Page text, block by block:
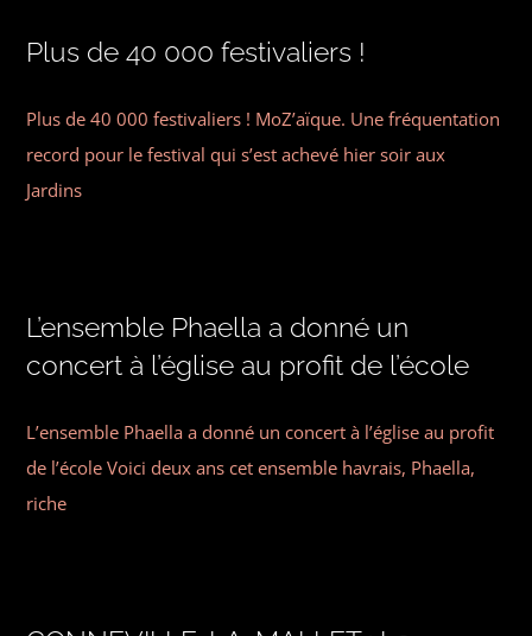
Plus de 40 000 festivaliers !
Plus de 40 000 festivaliers ! MoZ’aïque. Une fréquentation
record pour le festival qui s’est achevé hier soir aux
Jardins
L’ensemble Phaella a donné un
concert à l’église au profit de l’école
L’ensemble Phaella a donné un concert à l’église au profit
de l’école Voici deux ans cet ensemble havrais, Phaella,
riche